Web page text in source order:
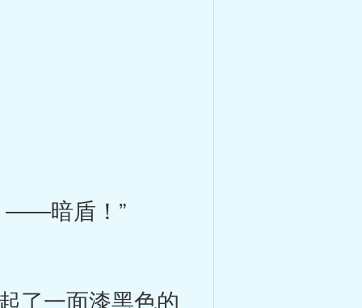
――暗盾！”
一面漆黑色的